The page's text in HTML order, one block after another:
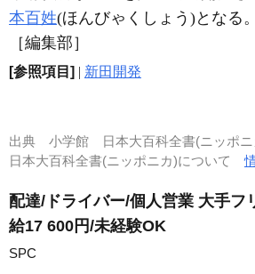
本百姓(ほんびゃくしょう)となる。
［編集部］
[参照項目] | 新田開発
出典 小学館 日本大百科全書(ニッポニ
日本大百科全書(ニッポニカ)について
配達/ドライバー/個人営業 大手フ
給17 600円/未経験OK
SPC